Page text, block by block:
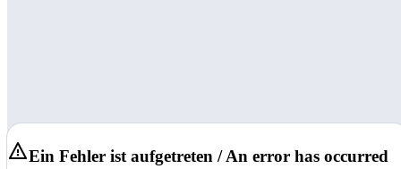
Ein Fehler ist aufgetreten / An error has occurred